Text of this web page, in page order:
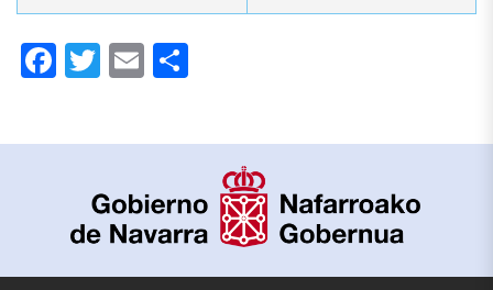
Facebook
Twitter
Email